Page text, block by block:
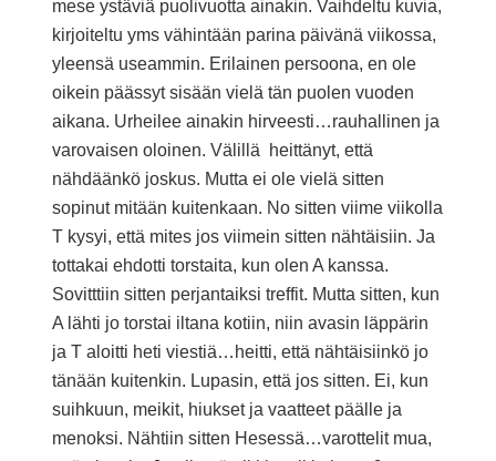
mese ystäviä puolivuotta ainakin. Vaihdeltu kuvia,
kirjoiteltu yms vähintään parina päivänä viikossa,
yleensä useammin. Erilainen persoona, en ole
oikein päässyt sisään vielä tän puolen vuoden
aikana. Urheilee ainakin hirveesti…rauhallinen ja
varovaisen oloinen. Välillä heittänyt, että
nähdäänkö joskus. Mutta ei ole vielä sitten
sopinut mitään kuitenkaan. No sitten viime viikolla
T kysyi, että mites jos viimein sitten nähtäisiin. Ja
tottakai ehdotti torstaita, kun olen A kanssa.
Sovitttiin sitten perjantaiksi treffit. Mutta sitten, kun
A lähti jo torstai iltana kotiin, niin avasin läppärin
ja T aloitti heti viestiä…heitti, että nähtäisiinkö jo
tänään kuitenkin. Lupasin, että jos sitten. Ei, kun
suihkuun, meikit, hiukset ja vaatteet päälle ja
menoksi. Nähtiin sitten Hesessä…varottelit mua,